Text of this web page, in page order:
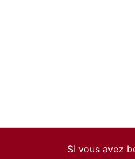
Si vous avez